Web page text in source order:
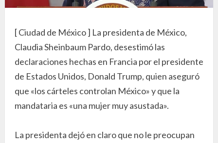
[ Ciudad de México ] La presidenta de México,
Claudia Sheinbaum Pardo, desestimó las
declaraciones hechas en Francia por el presidente
de Estados Unidos, Donald Trump, quien aseguró
que «los cárteles controlan México» y que la
mandataria es «una mujer muy asustada».
La presidenta dejó en claro que no le preocupan